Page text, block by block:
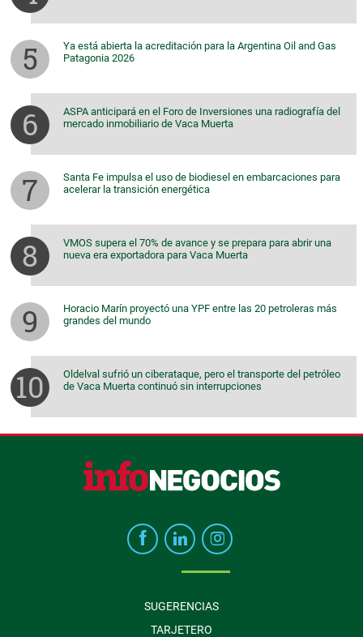
Ya está abierta la acreditación para la Argentina Oil and Gas
Patagonia 2026
ASPA anticipará en el Foro de Inversiones una radiografía del
mercado inmobiliario de Vaca Muerta
Santa Fe impulsa el uso de biodiesel en embarcaciones para
acelerar la transición energética
VMOS supera el 70% de avance y se prepara para abrir una
nueva era exportadora para Vaca Muerta
Horacio Marín proyectó una YPF entre las 20 petroleras más
grandes del mundo
Oldelval sufrió un ciberataque, pero el transporte del petróleo
de Vaca Muerta continuó sin interrupciones
SUGERENCIAS
TARJETERO